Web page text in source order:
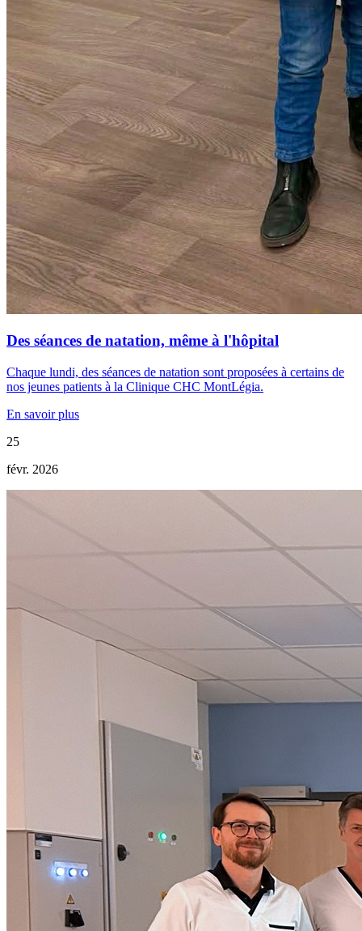
Des séances de natation, même à l'hôpital
Chaque lundi, des séances de natation sont proposées à certains de
nos jeunes patients à la Clinique CHC MontLégia.
En savoir plus
25
févr. 2026